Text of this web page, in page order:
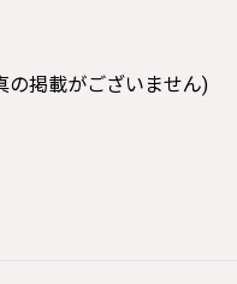
の掲載がございません)